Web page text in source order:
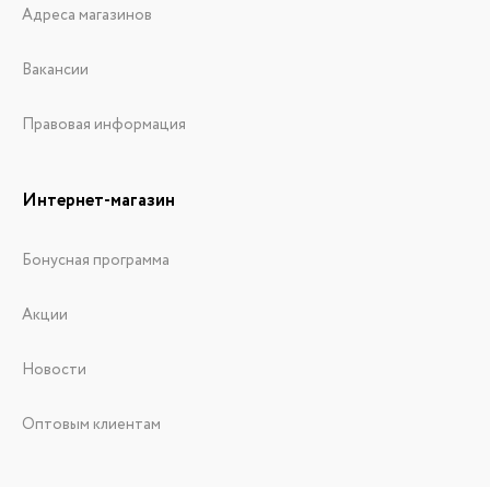
Адреса магазинов
Вакансии
Правовая информация
Интернет-магазин
Бонусная программа
Акции
Новости
Оптовым клиентам